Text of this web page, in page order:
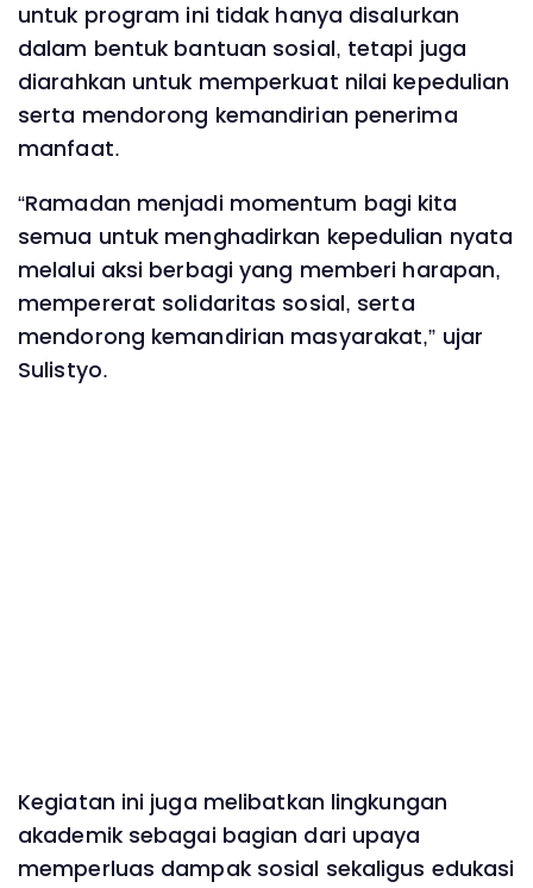
untuk program ini tidak hanya disalurkan
dalam bentuk bantuan sosial, tetapi juga
diarahkan untuk memperkuat nilai kepedulian
serta mendorong kemandirian penerima
manfaat.
“Ramadan menjadi momentum bagi kita
semua untuk menghadirkan kepedulian nyata
melalui aksi berbagi yang memberi harapan,
mempererat solidaritas sosial, serta
mendorong kemandirian masyarakat,” ujar
Sulistyo.
Kegiatan ini juga melibatkan lingkungan
akademik sebagai bagian dari upaya
memperluas dampak sosial sekaligus edukasi